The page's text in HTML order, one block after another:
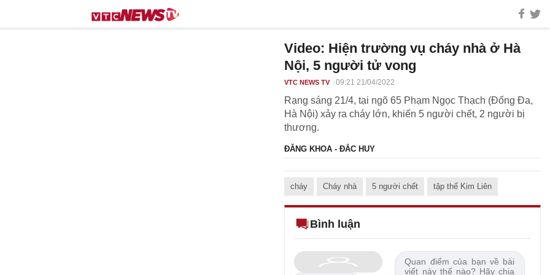
Video: Hiện trường vụ cháy nhà ở Hà
Nội, 5 người tử vong
VTC NEWS TV 09:21 21/04/2022
Rạng sáng 21/4, tại ngõ 65 Phạm Ngọc Thạch (Đống Đa,
Hà Nội) xảy ra cháy lớn, khiến 5 người chết, 2 người bị
thương.
ĐĂNG KHOA - ĐẮC HUY
cháy Cháy nhà 5 người chết tập thể Kim Liên
Bình luận